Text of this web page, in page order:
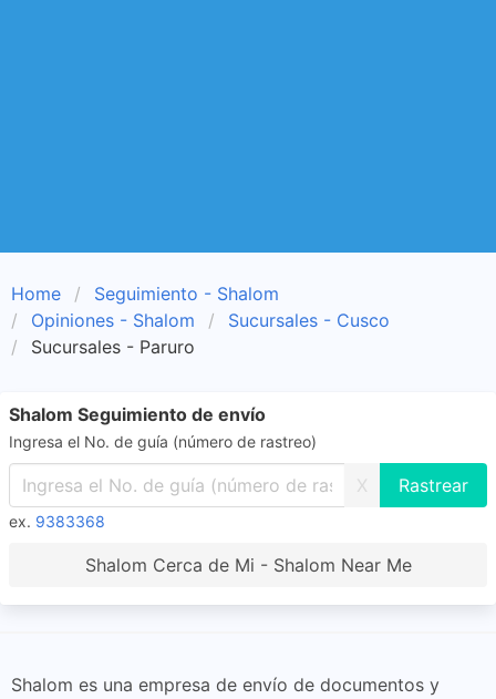
Home
Seguimiento - Shalom
Opiniones - Shalom
Sucursales - Cusco
Sucursales - Paruro
Shalom Seguimiento de envío
Ingresa el No. de guía (número de rastreo)
X
ex. 9383368
Shalom Cerca de Mi - Shalom Near Me
Shalom es una empresa de envío de documentos y